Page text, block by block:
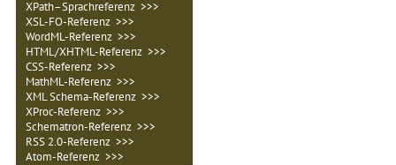
XPath–Sprachreferenz >>>
XSL-FO-Referenz >>>
WordML-Referenz >>>
HTML/XHTML-Referenz >>>
CSS-Referenz >>>
MathML-Referenz >>>
XML Schema-Referenz >>>
XProc-Referenz >>>
Schematron-Referenz >>>
RSS 2.0-Referenz >>>
Atom-Referenz >>>